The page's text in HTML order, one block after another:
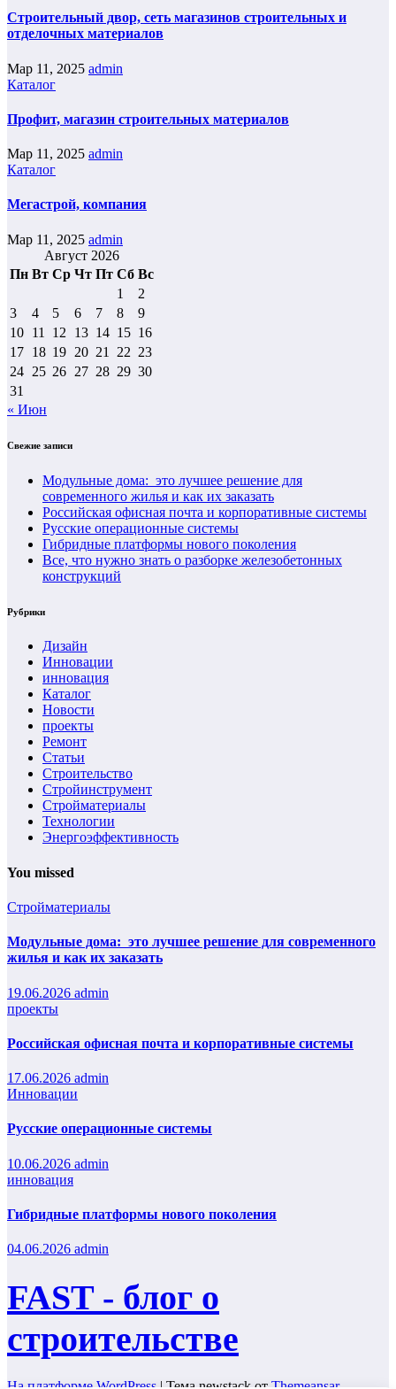
Строительный двор, сеть магазинов строительных и
отделочных материалов
Мар 11, 2025 admin
Каталог
Профит, магазин строительных материалов
Мар 11, 2025 admin
Каталог
Мегастрой, компания
Мар 11, 2025 admin
Август 2026
Пн Вт Ср Чт Пт Сб Вс
1
2
3
4 5 6 7 8
9
10 11 12 13 14 15 16
17 18 19 20 21 22 23
24 25 26 27 28 29 30
31
« Июн
Свежие записи
Модульные дома: это лучшее решение для
современного жилья и как их заказать
Российская офисная почта и корпоративные системы
Русские операционные системы
Гибридные платформы нового поколения
Все, что нужно знать о разборке железобетонных
конструкций
Рубрики
Дизайн
Инновации
инновация
Каталог
Новости
проекты
Ремонт
Статьи
Строительство
Стройинструмент
Стройматериалы
Технологии
Энергоэффективность
You missed
Стройматериалы
Модульные дома: это лучшее решение для современного
жилья и как их заказать
19.06.2026 admin
проекты
Российская офисная почта и корпоративные системы
17.06.2026 admin
Инновации
Русские операционные системы
10.06.2026 admin
инновация
Гибридные платформы нового поколения
04.06.2026 admin
FAST - блог о
строительстве
На платформе WordPress|Тема newstack отThemeansar.